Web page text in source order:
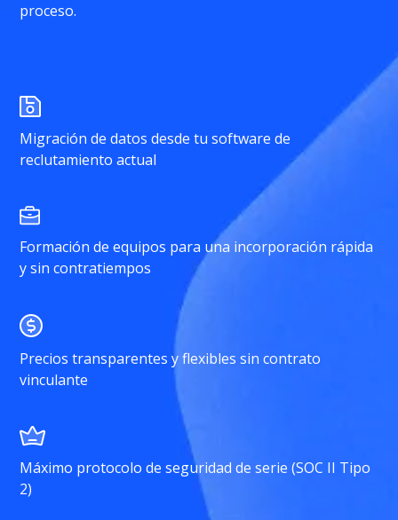
proceso.
Migración de datos desde tu software de
reclutamiento actual
Formación de equipos para una incorporación rápida
y sin contratiempos
Precios transparentes y flexibles sin contrato
vinculante
Máximo protocolo de seguridad de serie (SOC II Tipo
2)